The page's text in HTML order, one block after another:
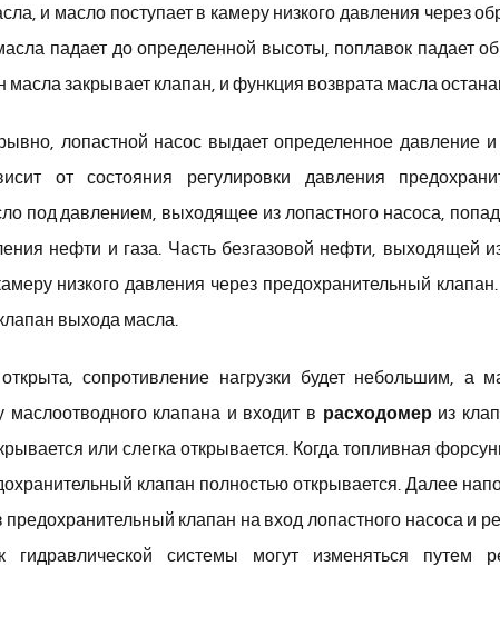
и масло поступает в камеру низкого давления через
падает до определенной высоты, поплавок падает
закрывает клапан, и функция возврата масла
лопастной насос выдает определенное давление
от состояния регулировки давления
под давлением, выходящее из лопастного насоса,
нефти и газа. Часть безгазовой нефти, выходящей
низкого давления через предохранительный клапан.
выхода масла.
открыта, сопротивление нагрузки будет небольшим, а
клапана и входит в расходомер из
или слегка открывается. Когда топливная
клапан полностью открывается. Далее
предохранительный клапан на вход лопастного насоса и
системы могут изменяться путем